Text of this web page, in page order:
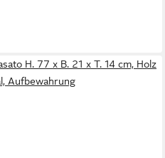
H. 77 x B. 21 x T. 14 cm, Holz
Aufbewahrung